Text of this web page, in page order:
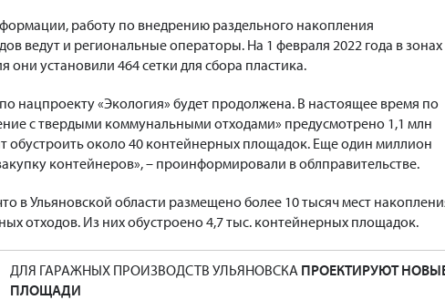
работу по внедрению раздельного накопления
ведут и региональные операторы. На 1 февраля 2022 года в зонах
они установили 464 сетки для сбора пластика.
нацпроекту «Экология» будет продолжена. В настоящее время по
с твердыми коммунальными отходами» предусмотрено 1,1 млн
обустроить около 40 контейнерных площадок. Еще один миллион
контейнеров», – проинформировали в облправительстве.
в Ульяновской области размещено более 10 тысяч мест
отходов. Из них обустроено 4,7 тыс. контейнерных площадок.
ДЛЯ ГАРАЖНЫХ ПРОИЗВОДСТВ УЛЬЯНОВСКА ПРОЕКТИРУЮТ
ПЛОЩАДИ